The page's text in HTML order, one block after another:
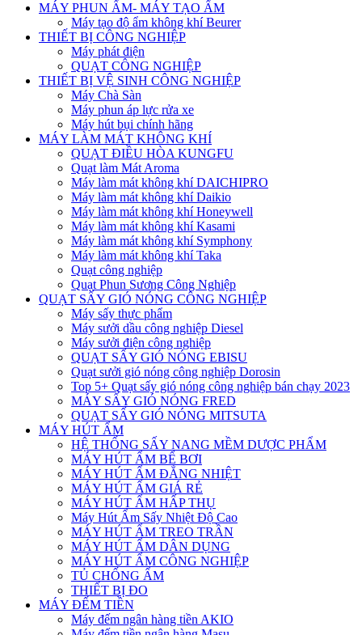
MÁY PHUN ẨM- MÁY TẠO ẨM
Máy tạo độ ẩm không khí Beurer
THIẾT BỊ CÔNG NGHIỆP
Máy phát điện
QUẠT CÔNG NGHIỆP
THIẾT BỊ VỆ SINH CÔNG NGHIỆP
Máy Chà Sàn
Máy phun áp lực rửa xe
Máy hút bụi chính hãng
MÁY LÀM MÁT KHÔNG KHÍ
QUẠT ĐIỀU HÒA KUNGFU
Quạt làm Mát Aroma
Máy làm mát không khí DAICHIPRO
Máy làm mát không khí Daikio
Máy làm mát không khí Honeywell
Máy làm mát không khí Kasami
Máy làm mát không khí Symphony
Máy làm mát không khí Taka
Quạt công nghiệp
Quạt Phun Sương Công Nghiệp
QUẠT SẤY GIÓ NÓNG CÔNG NGHIỆP
Máy sấy thực phẩm
Máy sưởi dầu công nghiệp Diesel
Máy sưởi điện công nghiệp
QUẠT SẤY GIÓ NÓNG EBISU
Quạt sưởi gió nóng công nghiệp Dorosin
Top 5+ Quạt sấy gió nóng công nghiệp bán chạy 2023
MÁY SẤY GIÓ NÓNG FRED
QUẠT SẤY GIÓ NÓNG MITSUTA
MÁY HÚT ẨM
HỆ THỐNG SẤY NANG MỀM DƯỢC PHẨM
MÁY HÚT ẨM BỂ BƠI
MÁY HÚT ẨM ĐẲNG NHIỆT
MÁY HÚT ẨM GIÁ RẺ
MÁY HÚT ẨM HẤP THỤ
Máy Hút Ẩm Sấy Nhiệt Độ Cao
MÁY HÚT ẨM TREO TRẦN
MÁY HÚT ẨM DÂN DỤNG
MÁY HÚT ẨM CÔNG NGHIỆP
TỦ CHỐNG ẨM
THIẾT BỊ ĐO
MÁY ĐẾM TIỀN
Máy đếm ngân hàng tiền AKIO